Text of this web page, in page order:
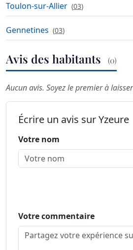
Toulon-sur-Allier (03)
Gennetines (03)
Avis des habitants (0)
Aucun avis. Soyez le premier à
Écrire un avis sur Yzeure
Votre nom
Votre commentaire